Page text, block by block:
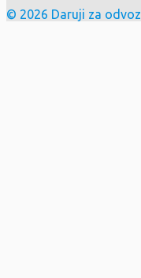
© 2026 Daruji za odvoz